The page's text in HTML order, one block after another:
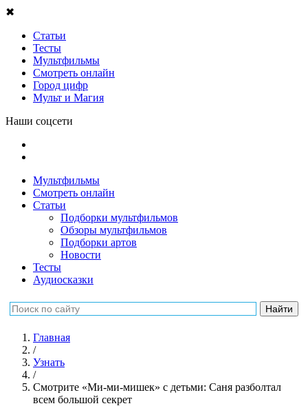
✖
Статьи
Тесты
Мультфильмы
Смотреть онлайн
Город цифр
Мульт и Магия
Наши соцсети
Мультфильмы
Смотреть онлайн
Статьи
Подборки мультфильмов
Обзоры мультфильмов
Подборки артов
Новости
Тесты
Аудиосказки
Главная
/
Узнать
/
Смотрите «Ми-ми-мишек» с детьми: Саня разболтал
всем большой секрет